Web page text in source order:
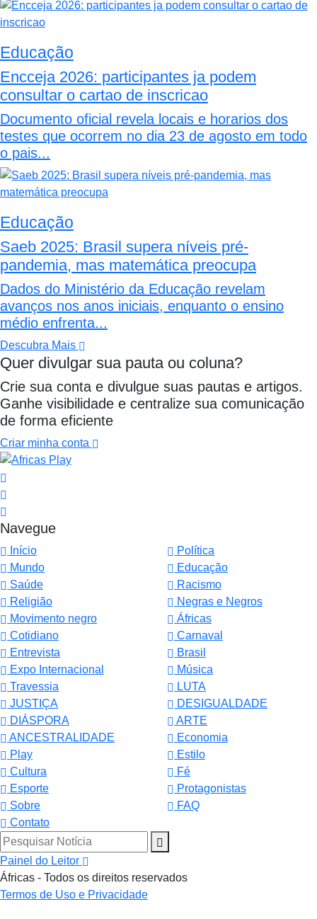
Educação
Encceja 2026: participantes ja podem
consultar o cartao de inscricao
Documento oficial revela locais e horarios dos
testes que ocorrem no dia 23 de agosto em todo
o pais...
Educação
Saeb 2025: Brasil supera níveis pré-
pandemia, mas matemática preocupa
Dados do Ministério da Educação revelam
avanços nos anos iniciais, enquanto o ensino
médio enfrenta...
Descubra Mais
Quer divulgar sua pauta ou coluna?
Crie sua conta e divulgue suas pautas e artigos.
Ganhe visibilidade e centralize sua comunicação
de forma eficiente
Criar minha conta
Navegue
Início
Política
Mundo
Educação
Saúde
Racismo
Religião
Negras e Negros
Movimento negro
Áfricas
Cotidiano
Carnaval
Entrevista
Brasil
Expo Internacional
Música
Travessia
LUTA
JUSTIÇA
DESIGUALDADE
DIÁSPORA
ARTE
ANCESTRALIDADE
Economia
Play
Estilo
Cultura
Fé
Esporte
Protagonistas
Sobre
FAQ
Contato
Pesquisar Notícia
Painel do Leitor
Áfricas - Todos os direitos reservados
Termos de Uso e Privacidade